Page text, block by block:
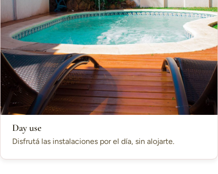
Day use
Disfrutá las instalaciones por el día, sin alojarte.